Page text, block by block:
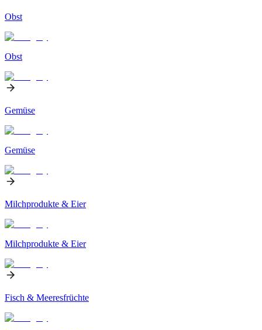
Obst
Obst
Gemüse
Gemüse
Milchprodukte & Eier
Milchprodukte & Eier
Fisch & Meeresfrüchte